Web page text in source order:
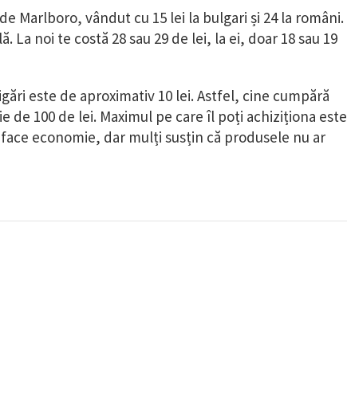
Marlboro, vândut cu 15 lei la bulgari și 24 la români.
La noi te costă 28 sau 29 de lei, la ei, doar 18 sau 19
este de aproximativ 10 lei. Astfel, cine cumpără
de 100 de lei. Maximul pe care îl poți achiziționa este
economie, dar mulți susțin că produsele nu ar